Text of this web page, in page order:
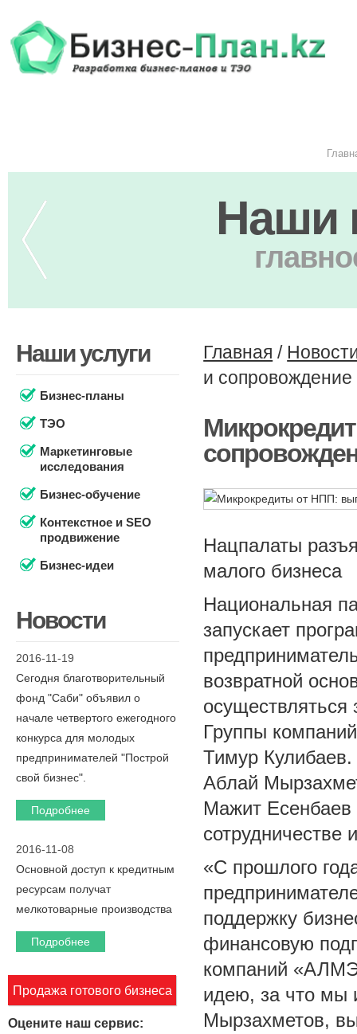
Наши
Наши услуги
Бизнес-планы
ТЭО
Маркетинговые
исследования
Бизнес-обучение
Контекстное и SEO
продвижение
Бизнес-идеи
Новости
2016-11-19
Сегодня благотворительный
фонд "Саби" объявил о
начале четвертого ежегодного
конкурса для молодых
предпринимателей "Построй
свой бизнес".
Подробнее
2016-11-08
Основной доступ к кредитным
ресурсам получат
мелкотоварные производства
Подробнее
Продажа готового бизнеса
Оцените наш сервис:
Главная /
и сопровождение
Нацпалаты
малого бизнеса
Национальная
запускает
возвратной
осуществляться
Группы
Тимур
Аблай
Мажит
сотрудничестве
«С прошлого
поддержку
финансовую
компаний
идею, за что мы
Мырзахметов,